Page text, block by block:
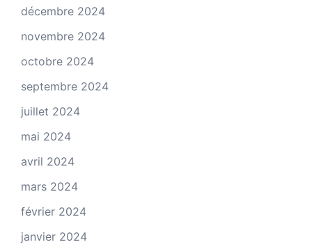
décembre 2024
novembre 2024
octobre 2024
septembre 2024
juillet 2024
mai 2024
avril 2024
mars 2024
février 2024
janvier 2024